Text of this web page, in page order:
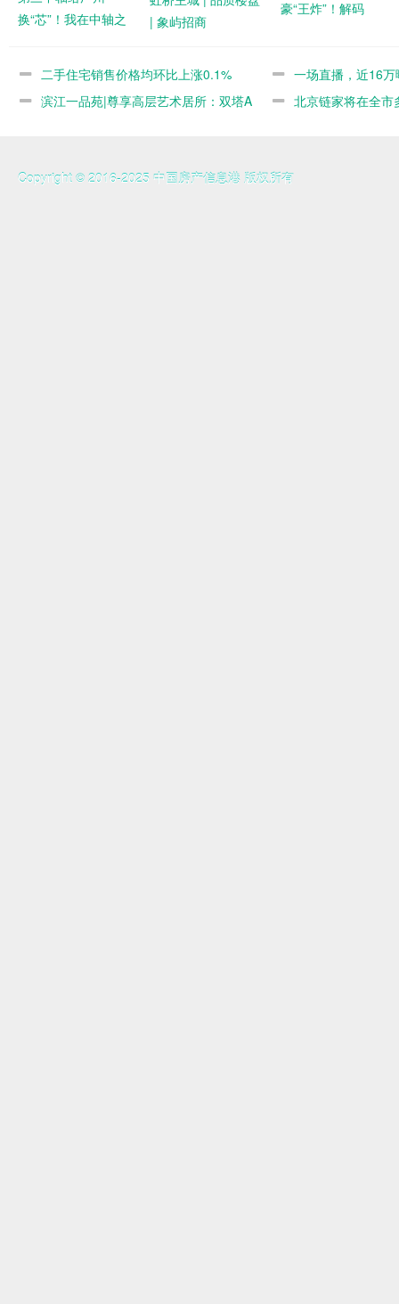
换“芯”！我在中轴之
| 象屿招商
豪“王炸”！解码
二手住宅销售价格均环比上涨0.1%
一场直播，近16万
滨江一品苑|尊享高层艺术居所：双塔A
北京链家将在全
Copyright © 2016-2025 中国房产信息港 版权所有